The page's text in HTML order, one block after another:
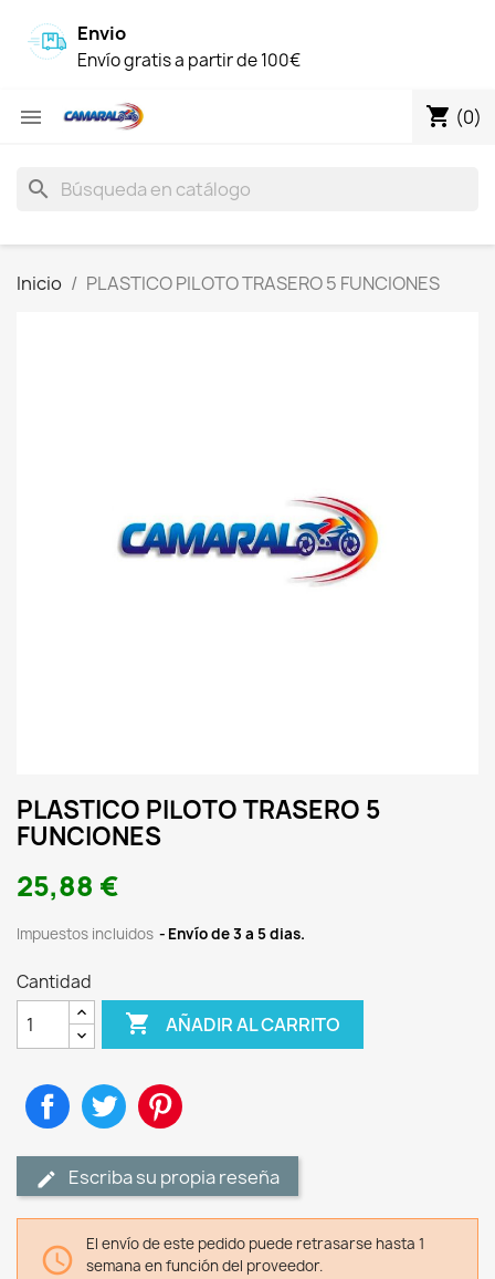
Envio
Envío gratis a partir de 100€
 shopping_cart (0)
search
Inicio PLASTICO PILOTO TRASERO 5 FUNCIONES
PLASTICO PILOTO TRASERO 5
FUNCIONES
25,88 €
Impuestos incluidos Envío de 3 a 5 dias.
Cantidad
 AÑADIR AL CARRITO
CompartirTuitear
Escriba su propia reseña

El envío de este pedido puede retrasarse hasta 1
semana en función del proveedor.